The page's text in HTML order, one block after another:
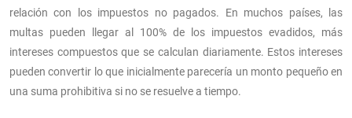
relación con los impuestos no pagados. En muchos países, las
multas pueden llegar al 100% de los impuestos evadidos, más
intereses compuestos que se calculan diariamente. Estos intereses
pueden convertir lo que inicialmente parecería un monto pequeño en
una suma prohibitiva si no se resuelve a tiempo.